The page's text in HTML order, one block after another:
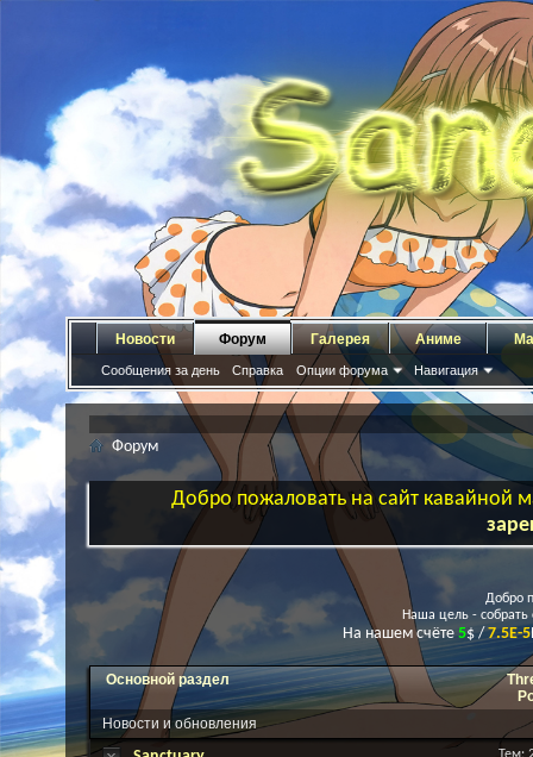
Новости Форум
Сообщения за день Справка Опции форума Навигация
Галерея Аниме
Форум
Добро пожаловать на сайт кавайной
Добро
Наша цель -
На нашем счёте5$ /7.5E-5
Основной раздел
Новости и обновления